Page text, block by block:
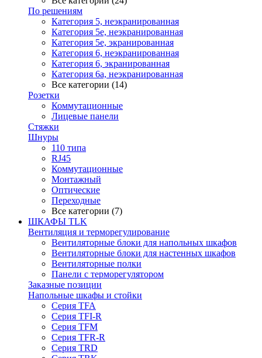
По решениям
Категория 5, неэкранированная
Категория 5е, неэкранированная
Категория 5е, экранированная
Категория 6, неэкранированная
Категория 6, экранированная
Категория 6а, неэкранированная
Все категории (14)
Розетки
Коммутационные
Лицевые панели
Стяжки
Шнуры
110 типа
RJ45
Коммутационные
Монтажный
Оптические
Переходные
Все категории (7)
ШКАФЫ TLK
Вентиляция и терморегулирование
Вентиляторные блоки для напольных шкафов
Вентиляторные блоки для настенных шкафов
Вентиляторные полки
Панели с терморегулятором
Заказные позиции
Напольные шкафы и стойки
Серия TFA
Серия TFI-R
Серия TFM
Серия TFR-R
Серия TRD